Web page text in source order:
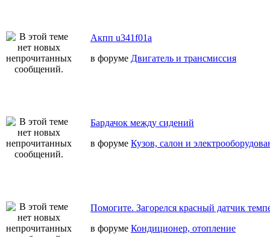
Акпп u341f01a
в форуме Двигатель и трансмиссия
Бардачок между сидений
в форуме Кузов, салон и
Помогите. Загорелся красный датчик
в форуме Кондиционер, отопление